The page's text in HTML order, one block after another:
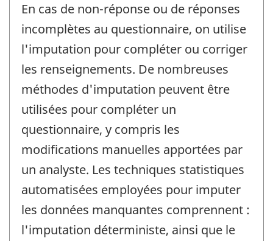
En cas de non-réponse ou de réponses
incomplètes au questionnaire, on utilise
l'imputation pour compléter ou corriger
les renseignements. De nombreuses
méthodes d'imputation peuvent être
utilisées pour compléter un
questionnaire, y compris les
modifications manuelles apportées par
un analyste. Les techniques statistiques
automatisées employées pour imputer
les données manquantes comprennent :
l'imputation déterministe, ainsi que le